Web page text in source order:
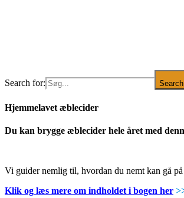
Search for:
Hjemmelavet æblecider
Du kan brygge æblecider hele året med
Vi guider nemlig til, hvordan du nemt kan gå
Klik og læs mere om indholdet i bogen her